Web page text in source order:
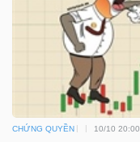
CHỨNG QUYỀN 10/10 20:00
NGHIỆP